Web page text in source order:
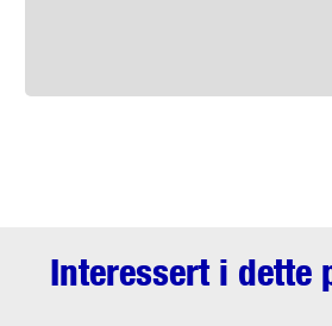
Interessert i dette